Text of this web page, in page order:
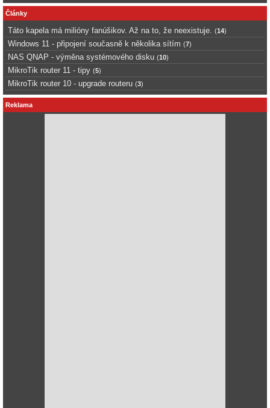
Články
Táto kapela má milióny fanúšikov. Až na to, že neexistuje. (14)
Windows 11 - připojení současně k několika sítím (7)
NAS QNAP - výměna systémového disku (10)
MikroTik router 11 - tipy (5)
MikroTik router 10 - upgrade routeru (3)
Reklama